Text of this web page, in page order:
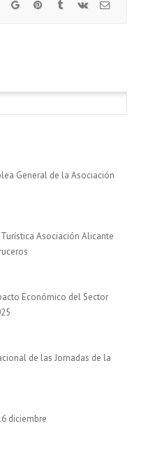
General de la Asociación
Asociación Alicante
Económico del Sector
de las Jornadas de la
diciembre